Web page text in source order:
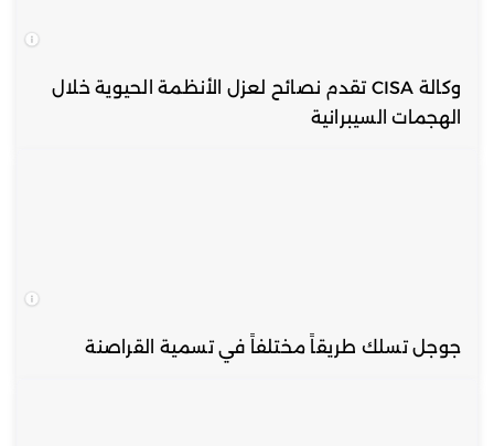
وكالة CISA تقدم نصائح لعزل الأنظمة الحيوية خلال
الهجمات السيبرانية
جوجل تسلك طريقاً مختلفاً في تسمية القراصنة